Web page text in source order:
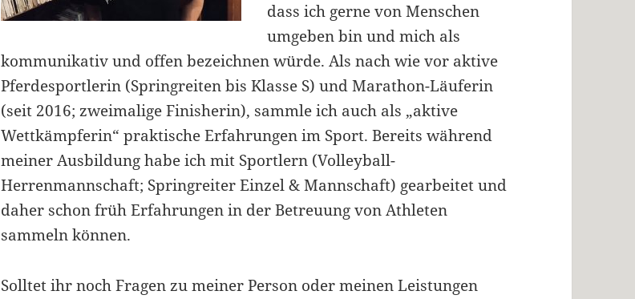
dass ich gerne von Menschen
umgeben bin und mich als
kommunikativ und offen bezeichnen würde. Als nach wie vor aktive
Pferdesportlerin (Springreiten bis Klasse S) und Marathon-Läuferin
(seit 2016; zweimalige Finisherin), sammle ich auch als „aktive
Wettkämpferin“ praktische Erfahrungen im Sport. Bereits während
meiner Ausbildung habe ich mit Sportlern (Volleyball-
Herrenmannschaft; Springreiter Einzel & Mannschaft) gearbeitet und
daher schon früh Erfahrungen in der Betreuung von Athleten
sammeln können.
Solltet ihr noch Fragen zu meiner Person oder meinen Leistungen